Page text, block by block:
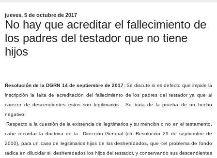
jueves, 5 de octubre de 2017
No hay que acreditar el fallecimiento de
los padres del testador que no tiene
hijos
Resolución de la DGRN 14 de septiembre de 2017: Se discute si es defecto que impide la
inscripción la falta de acreditación del fallecimiento de los padres del testador ya que al
carecer de descendientes estos son legitimarios . Se trata de la prueba de un hecho
negativo.
Respecto a la cuestión de la existencia de legitimarios y su mención o no en el testamento,
cabe recordar la doctrina de la
Dirección General (cfr. Resolución 29 de septiembre de
2010), para un caso de legitimarios hijos de los desheredados, que «el problema de fondo
radica en dilucidar si, desheredados los hijos del testador, y conservando sus descendientes